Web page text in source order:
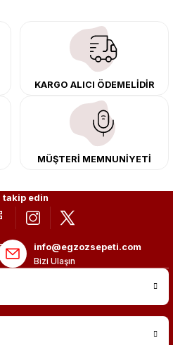
body kit uygulamalarıyla aracınızın
taşıyabilirsiniz.
uzun ömürlüdür. İstanbul’daki montaj
Türkiye’nin her yerine güvenli
Aracınıza değer katmak için doğru
KARGO ALICI ÖDEMELİDİR
MÜŞTERİ MEMNUNİYETİ
takip edin
info@egzozsepeti.com
Bizi Ulaşın